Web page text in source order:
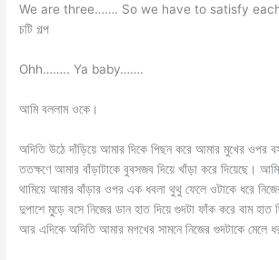
We are three……. So we have to satisfy each
চটি গল্প
Ohh…….. Ya baby…….
আমি বললাম ওকে।
অদিতি উঠে দাঁড়িয়ে আমার দিকে পিছন করে আমার মুখের ওপর
ততক্ষণে আমার বাঁড়াটাকে বুবসজব দিয়ে খাঁড়া করে দিয়েছে।
থামিয়ে আমার বাঁড়ার ওপর এক ধবলা থুথু ফেলে ওটাকে ধরে
দুপাশে মু্ড়ে বসে নিজের ডান হাত দিয়ে গুদটা ফাঁক করে বাম হাত
আর এদিকে অদিতি আমার মগখের সামনে নিজের গুদটাকে মেলে